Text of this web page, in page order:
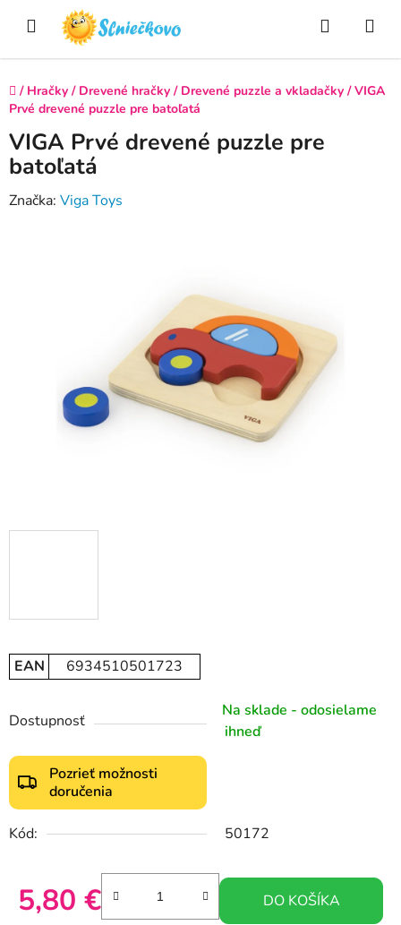
Hľadať
Domov
/ Hračky / Drevené hračky / Drevené puzzle a vkladačky / VIGA
Prvé drevené puzzle pre batoľatá
EAN 6934510501723
Dostupnosť
Na sklade - odosielame
ihneď
Pozrieť možnosti
doručenia
Kód: 50172
5,80 € DO KOŠÍKA
VIGA Prvé drevené puzzle pre
batoľatá
Značka: Viga Toys